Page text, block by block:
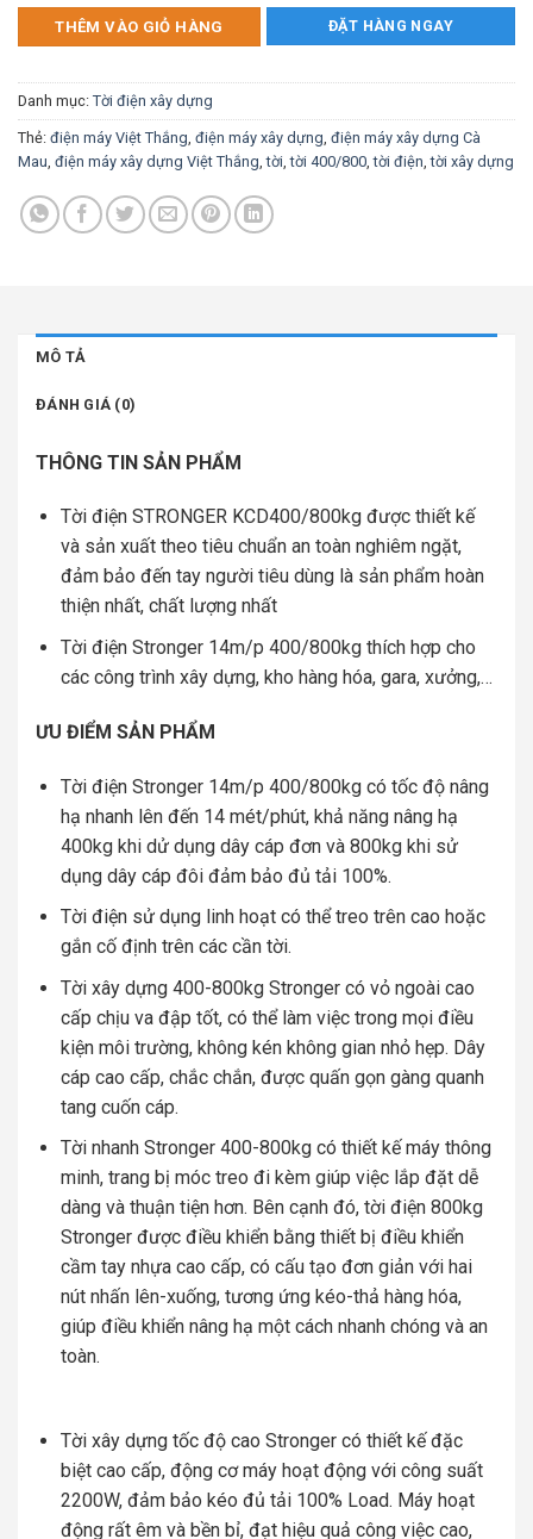
THÊM VÀO GIỎ HÀNG ĐẶT HÀNG NGAY
Danh mục: Tời điện xây dựng
Thẻ: điện máy Việt Thắng điện máy xây dựng điện máy xây dựng Cà
Mau điện máy xây dựng Việt Thắng ,tời ,tời 400/800 ,tời điện ,tời xây dựng
MÔ TẢ
ĐÁNH GIÁ (0)
THÔNG TIN SẢN PHẨM
Tời điện STRONGER KCD400/800kg được thiết kế
và sản xuất theo tiêu chuẩn an toàn nghiêm ngặt,
đảm bảo đến tay người tiêu dùng là sản phẩm hoàn
thiện nhất, chất lượng nhất
Tời điện Stronger 14m/p 400/800kg thích hợp cho
các công trình xây dựng, kho hàng hóa, gara, xưởng,…
ƯU ĐIỂM SẢN PHẨM
Tời điện Stronger 14m/p 400/800kg có tốc độ nâng
hạ nhanh lên đến 14 mét/phút, khả năng nâng hạ
400kg khi dử dụng dây cáp đơn và 800kg khi sử
dụng dây cáp đôi đảm bảo đủ tải 100%.
Tời điện sử dụng linh hoạt có thể treo trên cao hoặc
gắn cố định trên các cần tời.
Tời xây dựng 400-800kg Stronger có vỏ ngoài cao
cấp chịu va đập tốt, có thể làm việc trong mọi điều
kiện môi trường, không kén không gian nhỏ hẹp. Dây
cáp cao cấp, chắc chắn, được quấn gọn gàng quanh
tang cuốn cáp.
Tời nhanh Stronger 400-800kg có thiết kế máy thông
minh, trang bị móc treo đi kèm giúp việc lắp đặt dễ
dàng và thuận tiện hơn. Bên cạnh đó, tời điện 800kg
Stronger được điều khiển bằng thiết bị điều khiển
cầm tay nhựa cao cấp, có cấu tạo đơn giản với hai
nút nhấn lên-xuống, tương ứng kéo-thả hàng hóa,
giúp điều khiển nâng hạ một cách nhanh chóng và an
toàn.
Tời xây dựng tốc độ cao Stronger có thiết kế đặc
biệt cao cấp, động cơ máy hoạt động với công suất
2200W, đảm bảo kéo đủ tải 100% Load. Máy hoạt
động rất êm và bền bỉ, đạt hiệu quả công việc cao,